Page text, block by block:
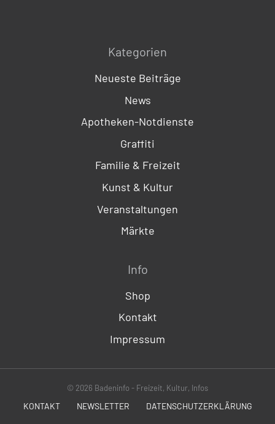
Kategorien
Neueste Beiträge
News
Apotheken-Notdienste
Graffiti
Familie & Freizeit
Kunst & Kultur
Veranstaltungen
Märkte
Info
Shop
Kontakt
Impressum
© 2026 Badeninfo - Freizeit, Kultur, Infos
KONTAKT NEWSLETTER DATENSCHUTZERKLÄRUNG